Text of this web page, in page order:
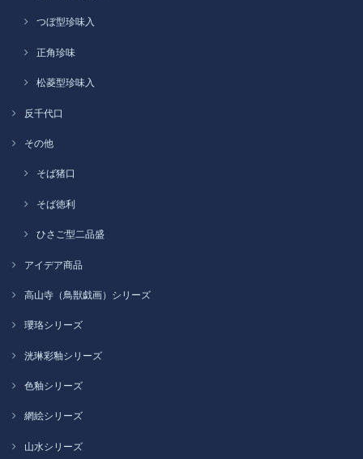
つぼ型珍味入
正角珍味
松菱型珍味入
反千代口
その他
そば猪口
そば徳利
ひさご型二品盛
アイデア商品
高山寺（鳥獣戯画）シリーズ
瓔珞シリーズ
洸琳彩釉シリーズ
色釉シリーズ
網絵シリーズ
山水シリーズ